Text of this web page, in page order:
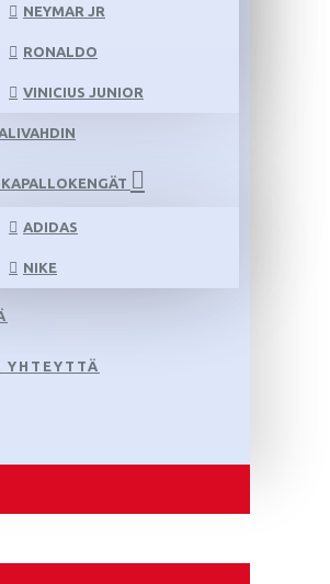
NEYMAR JR
RONALDO
VINICIUS JUNIOR
ADIDAS
NIKE
YHTEYTTÄ